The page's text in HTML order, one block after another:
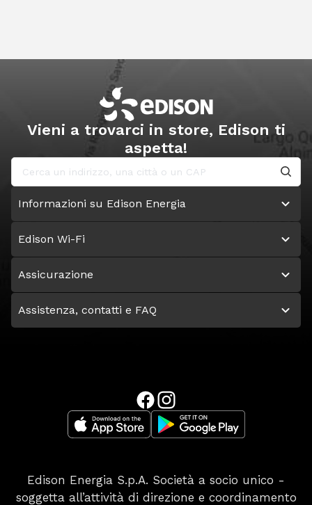
Vieni a trovarci in store, Edison ti
aspetta!
Informazioni su Edison Energia
Edison Wi-Fi
Assicurazione
Assistenza, contatti e FAQ
Edison Energia S.p.A. Società a socio unico -
soggetta all’attività di direzione e coordinamento